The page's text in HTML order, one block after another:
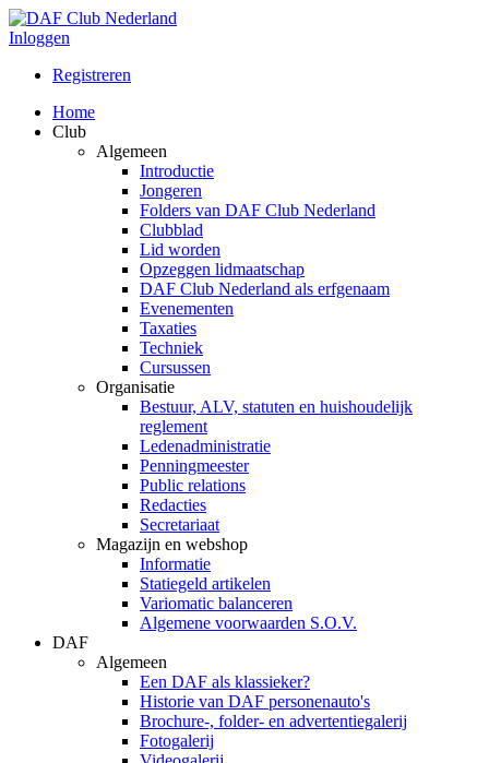
Inloggen
Registreren
Home
Club
Algemeen
Introductie
Jongeren
Folders van DAF Club Nederland
Clubblad
Lid worden
Opzeggen lidmaatschap
DAF Club Nederland als erfgenaam
Evenementen
Taxaties
Techniek
Cursussen
Organisatie
Bestuur, ALV, statuten en huishoudelijk
reglement
Ledenadministratie
Penningmeester
Public relations
Redacties
Secretariaat
Magazijn en webshop
Informatie
Statiegeld artikelen
Variomatic balanceren
Algemene voorwaarden S.O.V.
DAF
Algemeen
Een DAF als klassieker?
Historie van DAF personenauto's
Brochure-, folder- en advertentiegalerij
Fotogalerij